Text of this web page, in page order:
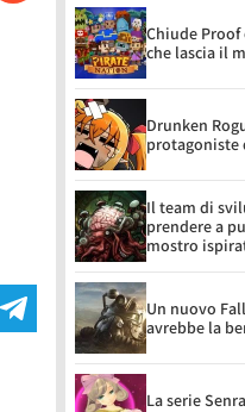
Chiude
che lascia il
Drunken
protagoniste
Il team di
prendere a
mostro
Un nuovo
avrebbe la
La serie